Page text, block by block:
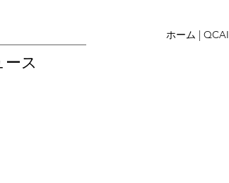
ス
ホーム | QCAI